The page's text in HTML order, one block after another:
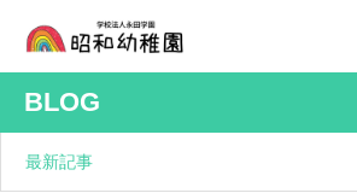
BLOG
最新記事